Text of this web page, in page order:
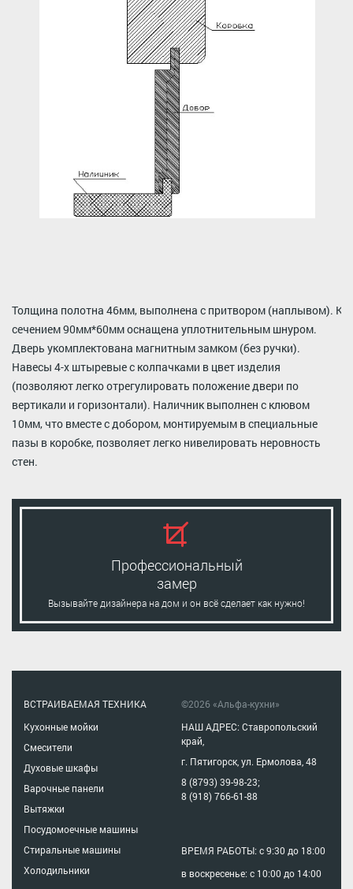
Толщина полотна 46мм, выполнена с притвором (наплывом).
сечением 90мм*60мм оснащена уплотнительным шнуром.
Дверь укомплектована магнитным замком (без ручки).
Навесы 4-х штыревые с колпачками в цвет изделия
(позволяют легко отрегулировать положение двери по
вертикали и горизонтали). Наличник выполнен с клювом
10мм, что вместе с добором, монтируемым в специальные
пазы в коробке, позволяет легко нивелировать неровность
стен.
Профессиональный
замер
Вызывайте дизайнера на дом и он всё сделает как нужно!
©2026 «Альфа-кухни»
НАШ АДРЕС: Ставропольский
край,
г. Пятигорск, ул. Ермолова, 48
8 (8793) 39-98-23;
8 (918) 766-61-88
ВРЕМЯ РАБОТЫ: с 9:30 до 18:00
в воскресенье: с 10:00 до 14:00
ВСТРАИВАЕМАЯ ТЕХНИКА
Кухонные мойки
Смесители
Духовые шкафы
Варочные панели
Вытяжки
Посудомоечные машины
Стиральные машины
Холодильники